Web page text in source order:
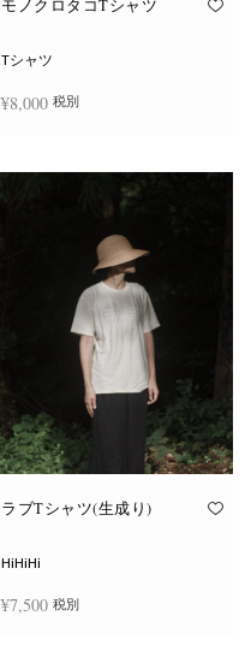
モノクロタコTシャツ
Tシャツ
¥8,000 税別
の
商
品
は
複
数
の
バ
エ
ョ
ま
オ
ラブTシャツ(生成り)
HiHiHi
¥7,500 税別